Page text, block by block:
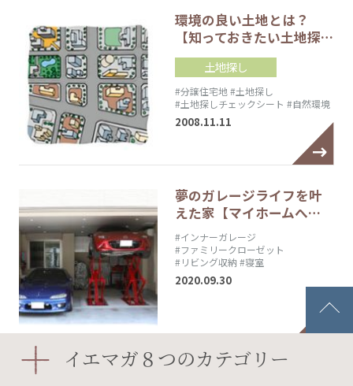
環境の良い土地とは？
【知っておきたい土地探…
土地探し
#分譲住宅地#土地探し
#土地探しチェックシート #自然環境
2008.11.11
夢のガレージライフを叶
えた家【マイホームへ…
#インナーガレージ
#ファミリークローゼット
#リビング収納 #寝室
2020.09.30
イエマガ８つのカテゴリー